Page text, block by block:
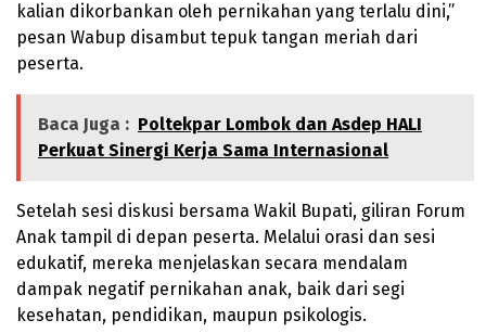
kalian dikorbankan oleh pernikahan yang terlalu dini,”
pesan Wabup disambut tepuk tangan meriah dari
peserta.
Baca Juga : Poltekpar Lombok dan Asdep HALI
Perkuat Sinergi Kerja Sama Internasional
Setelah sesi diskusi bersama Wakil Bupati, giliran Forum
Anak tampil di depan peserta. Melalui orasi dan sesi
edukatif, mereka menjelaskan secara mendalam
dampak negatif pernikahan anak, baik dari segi
kesehatan, pendidikan, maupun psikologis.